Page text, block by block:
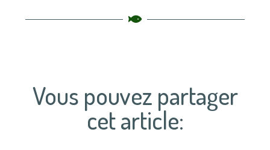
Vous pouvez partager
cet article: